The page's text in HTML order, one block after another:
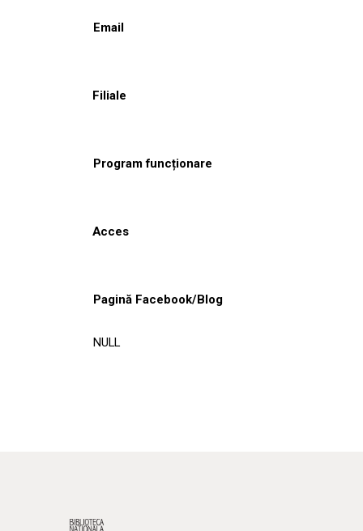
Email
Filiale
Program funcționare
Acces
Pagină Facebook/Blog
NULL